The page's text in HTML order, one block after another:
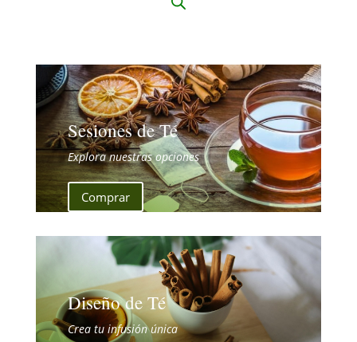
Sesiones de Té
Explora nuestras opciones
Comprar
Diseño de Té
Crea tu infusión única